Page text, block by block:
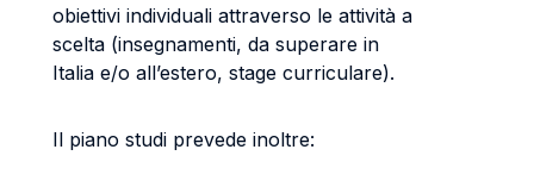
obiettivi individuali attraverso le attività a
scelta (insegnamenti, da superare in
Italia e/o all’estero, stage curriculare).
Il piano studi prevede inoltre: